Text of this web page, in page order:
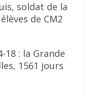
soldat de la
de CM2
18 : la Grande
1561 jours